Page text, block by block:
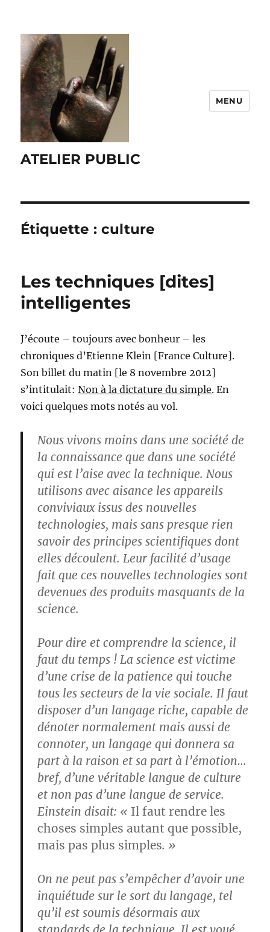
ATELIER PUBLIC
MENU
Étiquette :culture
Les techniques [dites]
intelligentes
J’écoute – toujours avec bonheur – les
chroniques d’Etienne Klein [France Culture].
Son billet du matin [le 8 novembre 2012]
s’intitulait:Non à la dictature du simple. En
voici quelques mots notés au vol.
Nous vivons moins dans une société de
la connaissance que dans une société
qui est l’aise avec la technique. Nous
utilisons avec aisance les appareils
conviviaux issus des nouvelles
technologies, mais sans presque rien
savoir des principes scientifiques dont
elles découlent. Leur facilité d’usage
fait que ces nouvelles technologies sont
devenues des produits masquants de la
science.
Pour dire et comprendre la science, il
faut du temps ! La science est victime
d’une crise de la patience qui touche
tous les secteurs de la vie sociale. Il faut
disposer d’un langage riche, capable de
dénoter normalement mais aussi de
connoter, un langage qui donnera sa
part à la raison et sa part à l’émotion…
bref, d’une véritable langue de culture
et non pas d’une langue de service.
Einstein disait: « Il faut rendre les
choses simples autant que possible,
mais pas plus simples. »
On ne peut pas s’empêcher d’avoir une
inquiétude sur le sort du langage, tel
qu’il est soumis désormais aux